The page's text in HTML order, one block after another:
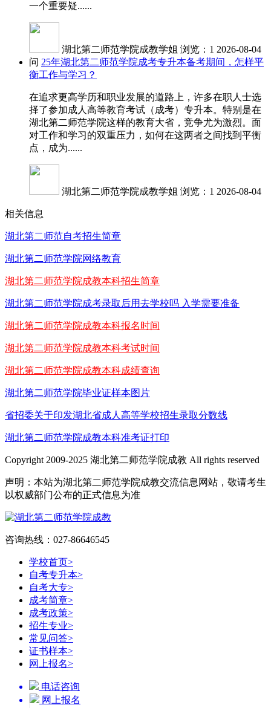
一个重要疑......
湖北第二师范学院成教学姐 浏览：1 2026-08-04
问 25年湖北第二师范学院成考专升本备考期间，怎样平
衡工作与学习？
在追求更高学历和职业发展的道路上，许多在职人士选
择了参加成人高等教育考试（成考）专升本。特别是在
湖北第二师范学院这样的教育大省，竞争尤为激烈。面
对工作和学习的双重压力，如何在这两者之间找到平衡
点，成为......
湖北第二师范学院成教学姐 浏览：1 2026-08-04
相关信息
湖北第二师范自考招生简章
湖北第二师范学院网络教育
湖北第二师范学院成教本科招生简章
湖北第二师范学院成考录取后用去学校吗 入学需要准备
湖北第二师范学院成教本科报名时间
湖北第二师范学院成教本科考试时间
湖北第二师范学院成教本科成绩查询
湖北第二师范学院毕业证样本图片
省招委关于印发湖北省成人高等学校招生录取分数线
湖北第二师范学院成教本科准考证打印
Copyright 2009-2025 湖北第二师范学院成教 All rights reserved
声明：本站为湖北第二师范学院成教交流信息网站，敬请考生
以权威部门公布的正式信息为准
咨询热线：027-86646545
学校首页>
自考专升本>
自考大专>
成考简章>
成考政策>
招生专业>
常见问答>
证书样本>
网上报名>
电话咨询
网上报名